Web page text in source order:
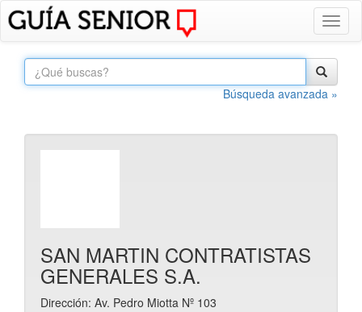
Búsqueda avanzada »
SAN MARTIN CONTRATISTAS
GENERALES S.A.
Dirección: Av. Pedro Miotta Nº 103